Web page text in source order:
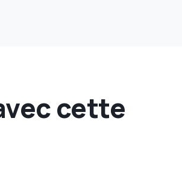
cette